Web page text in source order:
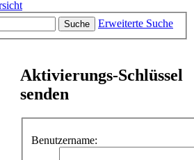
Suche
Erweiterte Suche
Aktivierungs-Schlüssel
senden
Benutzername: